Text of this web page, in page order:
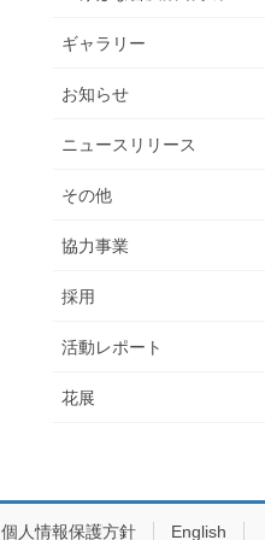
ギャラリー
お知らせ
ニュースリリース
その他
協力事業
採用
活動レポート
花展
個人情報保護方針 English